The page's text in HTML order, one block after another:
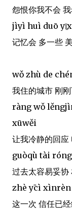
怨恨你我不会
jìyì huì duō
记忆会 多一些
wǒ zhù de
我住的城市 刚
ràng wǒ
xūwěi
让我冷静的回应
guòqù tài
过去太容易妥协
zhè yị̄cì
这一次 信任已